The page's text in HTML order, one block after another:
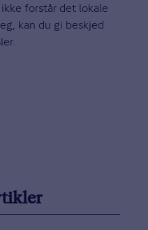
forstår det lokale
kan du gi beskjed